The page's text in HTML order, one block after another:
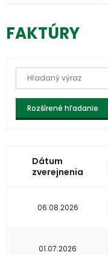
FAKTÚRY
Rozšírené hľadanie
Dátum
zverejnenia
06.08.2026
01.07.2026